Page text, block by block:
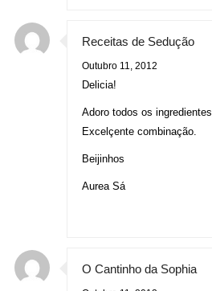
Receitas de Sedução
Outubro 11, 2012
Delicia!
Adoro todos os ingredientes.
Excelçente combinação.
Beijinhos
Aurea Sá
O Cantinho da Sophia